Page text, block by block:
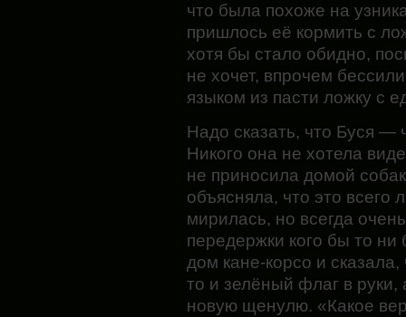
что была похоже на
пришлось её кормить с
хотя бы стало обидно,
не хочет, впрочем
языком из пасти ложку с
Надо сказать, что Буся —
Никого она не хотела
не приносила домой
объясняла, что это всего
мирилась, но всегда
передержки кого бы то
дом кане-корсо и
то и зелёный флаг в руки,
новую щенулю. «Какое